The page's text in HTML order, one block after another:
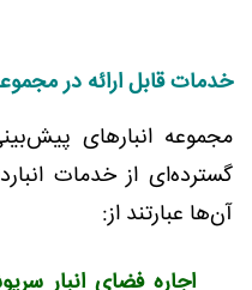
خدمات قابل ارائه در
مجموعه انبارهای
گسترده‌ای از خدمات
آن‌ها عبارتند از:
اجاره فضای انبار